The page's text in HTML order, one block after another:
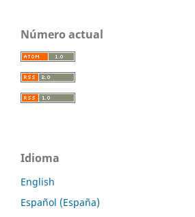
Número actual
Idioma
English
Español (España)